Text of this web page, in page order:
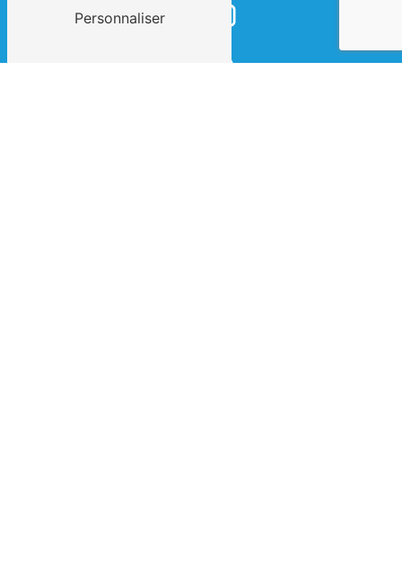
Personnaliser